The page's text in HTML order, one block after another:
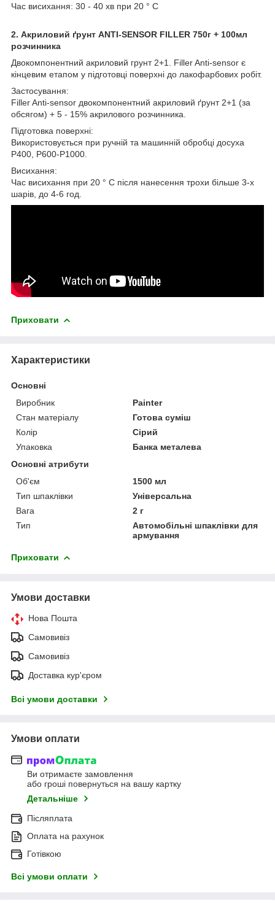
Час висихання: 30 - 40 хв при 20 ° С
2. Акриловий ґрунт ANTI-SENSOR FILLER 750г + 100мл
розчинника
Двокомпонентний акриловий грунт 2+1. Filler Anti-sensor є
кінцевим етапом у підготовці поверхні до лакофарбових робіт.
Застосування:
Filler Anti-sensor двокомпонентний акриловий ґрунт 2+1 (за
обсягом) + 5 - 15% акрилового розчинника.
Підготовка поверхні:
Використовується при ручній та машинній обробці досуха
P400, P600-P1000.
Висихання:
Час висихання при 20 ° С після нанесення трохи більше 3-х
шарів, до 4-6 год.
Приховати
Характеристики
Основні
Виробник
Painter
Стан матеріалу
Готова суміш
Колір
Сірий
Упаковка
Банка металева
Основні атрибути
Об'єм
1500 мл
Тип шпаклівки
Універсальна
Вага
2 г
Тип
Автомобільні шпаклівки для
армування
Приховати
Умови доставки
Нова Пошта
Самовивіз
Самовивіз
Доставка кур'єром
Всі умови доставки
Умови оплати
Ви отримаєте замовлення
або гроші повернуться на вашу картку
Детальніше
Післяплата
Оплата на рахунок
Готівкою
Всі умови оплати